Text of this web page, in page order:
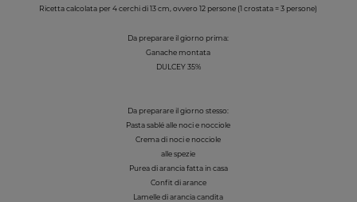
Ricetta calcolata per 4 cerchi di 13 cm, ovvero 12 persone (1 crostata = 3 persone)
Da preparare il giorno prima:
Ganache montata
DULCEY 35%
Da preparare il giorno stesso:
Pasta sablé alle noci e nocciole
Crema di noci e nocciole
alle spezie
Purea di arancia fatta in casa
Confit di arance
Lamelle di arancia candita